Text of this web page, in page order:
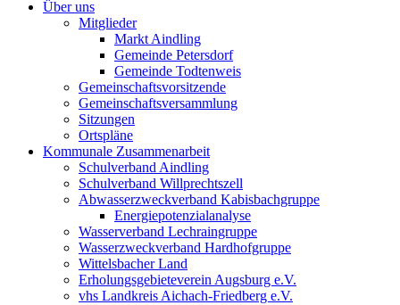
Über uns
Mitglieder
Markt Aindling
Gemeinde Petersdorf
Gemeinde Todtenweis
Gemeinschaftsvorsitzende
Gemeinschaftsversammlung
Sitzungen
Ortspläne
Kommunale Zusammenarbeit
Schulverband Aindling
Schulverband Willprechtszell
Abwasserzweckverband Kabisbachgruppe
Energiepotenzialanalyse
Wasserverband Lechraingruppe
Wasserzweckverband Hardhofgruppe
Wittelsbacher Land
Erholungsgebieteverein Augsburg e.V.
vhs Landkreis Aichach-Friedberg e.V.